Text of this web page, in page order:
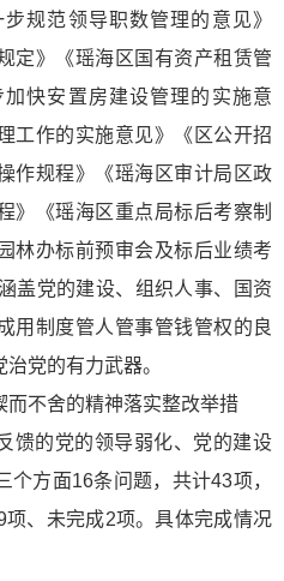
规范领导职数管理的意见》
定》《瑶海区国有资产租赁管
快安置房建设管理的实施意
工作的实施意见》《区公开招
作规程》《瑶海区审计局区政
》《瑶海区重点局标后考察制
林办标前预审会及标后业绩考
盖党的建设、组织人事、国资
用制度管人管事管钱管权的良
党的有力武器。
而不舍的精神落实整改举措
馈的党的领导弱化、党的建设
方面16条问题，共计43项，
、未完成2项。具体完成情况